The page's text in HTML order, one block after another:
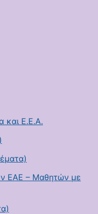
και Ε.Ε.Α.
ΕΑΕ – Μαθητών με